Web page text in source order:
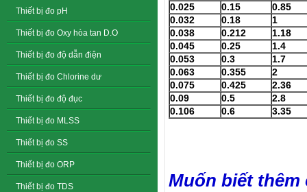
Thiết bị đo pH
Thiết bị đo Oxy hòa tan D.O
Thiết bị đo độ dẫn điện
Thiết bị đo Chlorine dư
Thiết bị đo độ đục
Thiết bị đo MLSS
Thiết bị đo SS
Thiết bị đo ORP
Thiết bị đo TDS
0.025
0.15
0.85
0.032
0.18
1
0.038
0.212
1.18
0.045
0.25
1.4
0.053
0.3
1.7
0.063
0.355
2
0.075
0.425
2.36
0.09
0.5
2.8
0.106
0.6 3.35
Muốn biết